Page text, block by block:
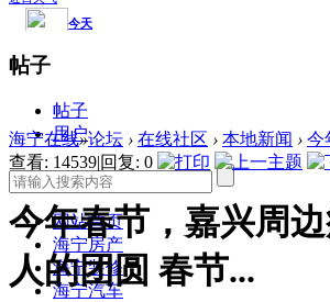
帖子
帖子
用户
网站首页
海宁房产
海宁装修
海宁汽车
海宁在线»论坛 › 在线社区 › 本地新闻 › 今
查看: 14539|回复: 0
今年春节，嘉兴周
人的团圆 春节...